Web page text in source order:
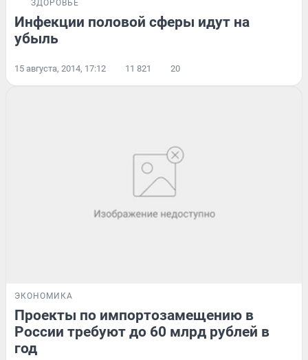
ЗДОРОВЬЕ
Инфекции половой сферы идут на
убыль
15 августа, 2014, 17:12 11 821 20
ЭКОНОМИКА
Проекты по импортозамещению в
России требуют до 60 млрд рублей в
год